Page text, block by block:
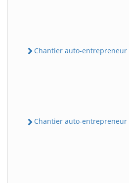
Chantier auto-entrepreneur
Chantier auto-entrepreneur